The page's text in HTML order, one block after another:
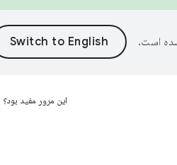
است.
این مرور مفید بود؟